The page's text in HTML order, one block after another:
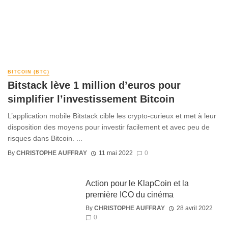
BITCOIN (BTC)
Bitstack lève 1 million d’euros pour
simplifier l’investissement Bitcoin
L’application mobile Bitstack cible les crypto-curieux et met à leur
disposition des moyens pour investir facilement et avec peu de
risques dans Bitcoin. ...
By CHRISTOPHE AUFFRAY 11 mai 2022 0
Action pour le KlapCoin et la
première ICO du cinéma
By CHRISTOPHE AUFFRAY
28 avril 2022
0